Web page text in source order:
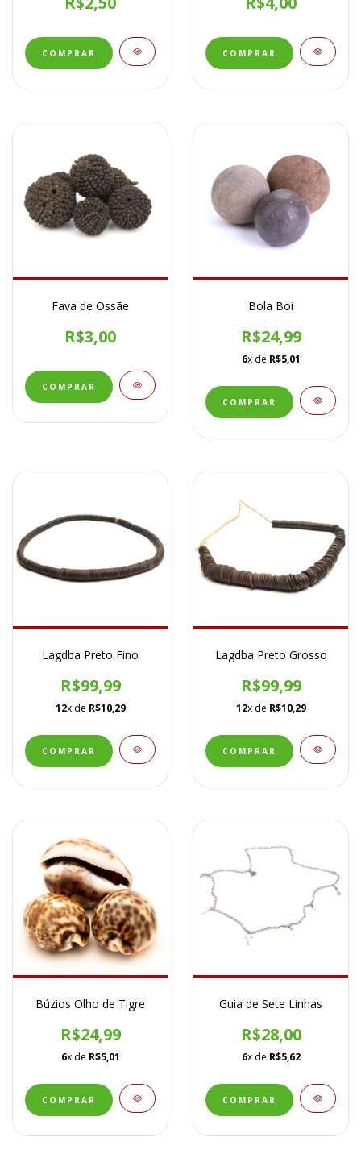
Fava de Ossãe
R$3,00
Bola Boi
R$24,99
6x de R$5,01
Lagdba Preto Fino
R$99,99
12x de R$10,29
Lagdba Preto Grosso
R$99,99
12x de R$10,29
Búzios Olho de Tigre
R$24,99
6x de R$5,01
Guia de Sete Linhas
R$28,00
6x de R$5,62